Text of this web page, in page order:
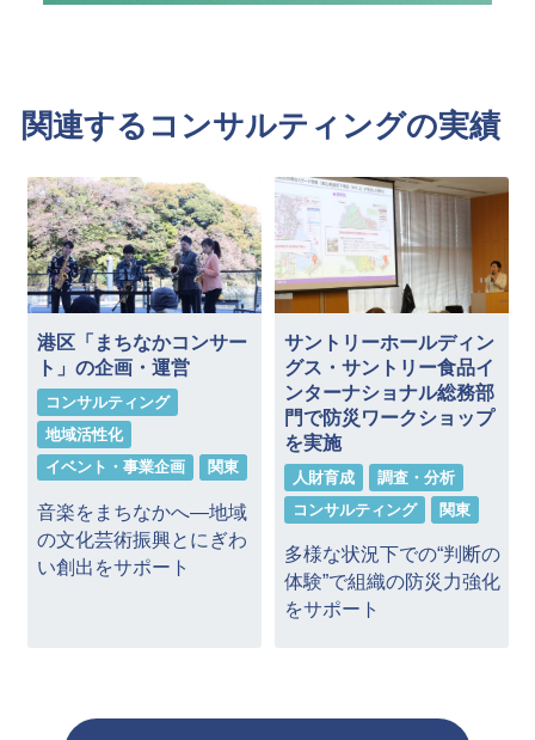
関連するコンサルティングの実績
港区「まちなかコンサー
ト」の企画・運営
コンサルティング
地域活性化
イベント・事業企画
関東
音楽をまちなかへ―地域
の文化芸術振興とにぎわ
い創出をサポート
サントリーホールディン
グス・サントリー食品イ
ンターナショナル総務部
門で防災ワークショップ
を実施
人財育成
調査・分析
コンサルティング
関東
多様な状況下での“判断の
体験”で組織の防災力強化
をサポート